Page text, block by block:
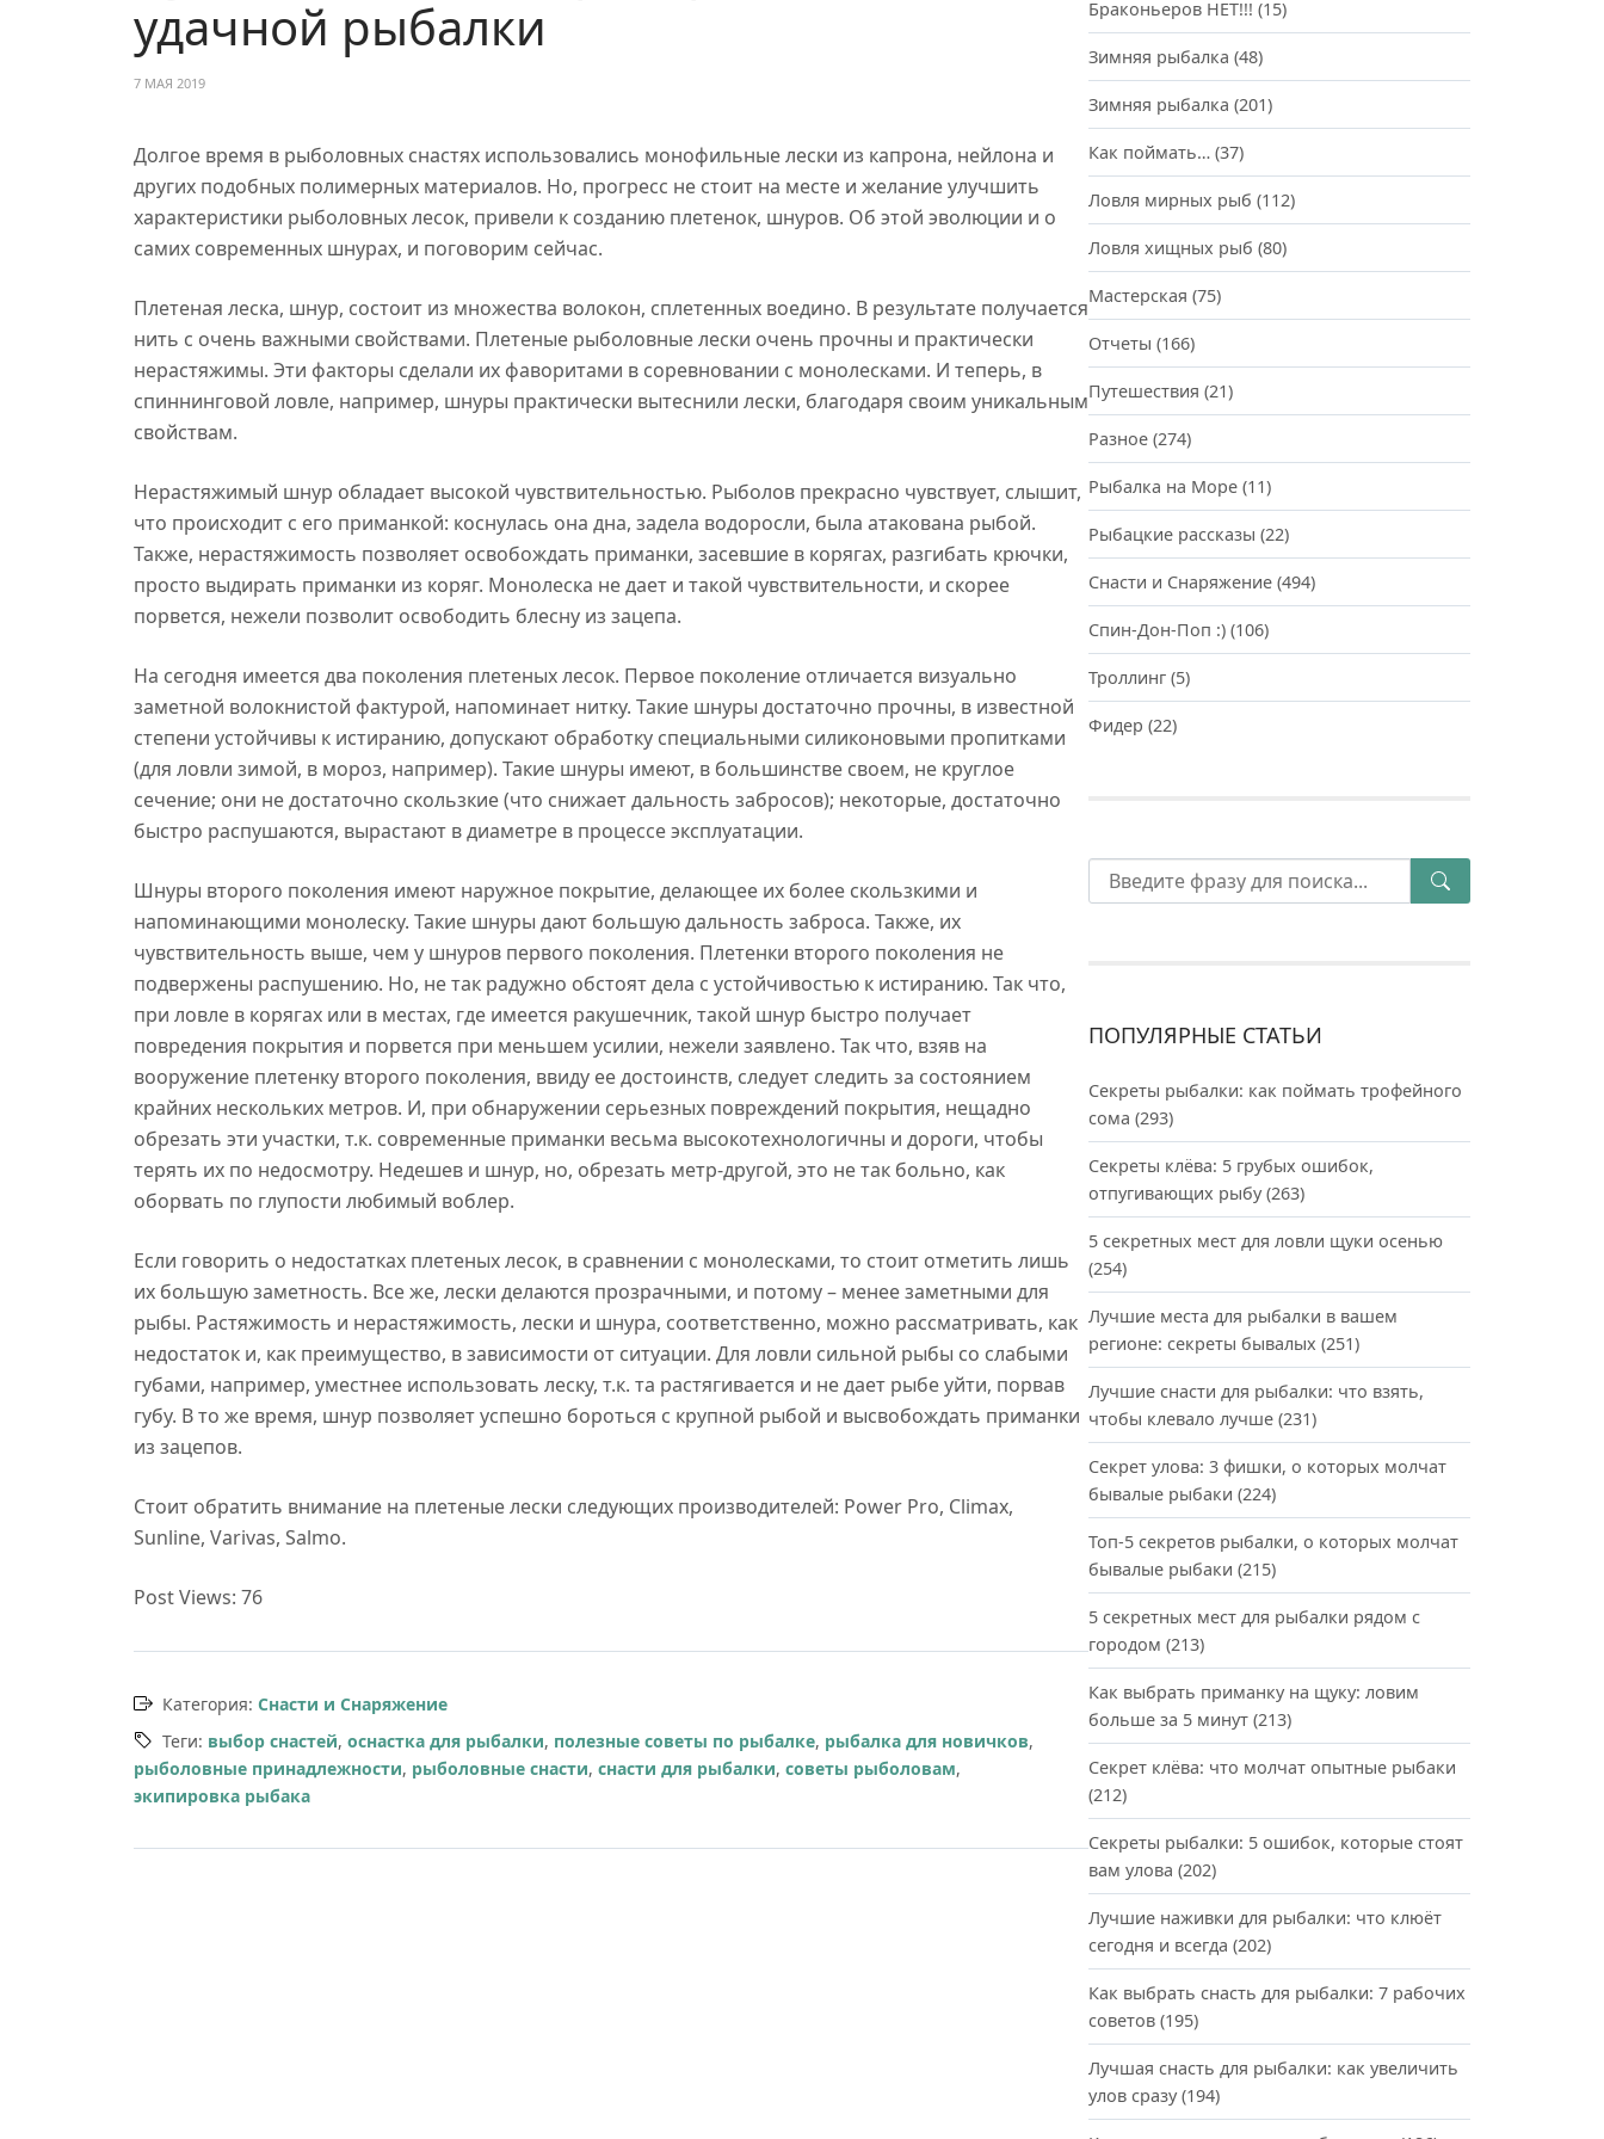
удачной рыбалки
7 МАЯ 2019
Долгое время в рыболовных снастях использовались монофильные лески из капрона, нейлона и
других подобных полимерных материалов. Но, прогресс не стоит на месте и желание улучшить
характеристики рыболовных лесок, привели к созданию плетенок, шнуров. Об этой эволюции и о
самих современных шнурах, и поговорим сейчас.
Плетеная леска, шнур, состоит из множества волокон, сплетенных воедино. В результате получается
нить с очень важными свойствами. Плетеные рыболовные лески очень прочны и практически
нерастяжимы. Эти факторы сделали их фаворитами в соревновании с монолесками. И теперь, в
спиннинговой ловле, например, шнуры практически вытеснили лески, благодаря своим уникальным
свойствам.
Нерастяжимый шнур обладает высокой чувствительностью. Рыболов прекрасно чувствует, слышит,
что происходит с его приманкой: коснулась она дна, задела водоросли, была атакована рыбой.
Также, нерастяжимость позволяет освобождать приманки, засевшие в корягах, разгибать крючки,
просто выдирать приманки из коряг. Монолеска не дает и такой чувствительности, и скорее
порвется, нежели позволит освободить блесну из зацепа.
На сегодня имеется два поколения плетеных лесок. Первое поколение отличается визуально
заметной волокнистой фактурой, напоминает нитку. Такие шнуры достаточно прочны, в известной
степени устойчивы к истиранию, допускают обработку специальными силиконовыми пропитками
(для ловли зимой, в мороз, например). Такие шнуры имеют, в большинстве своем, не круглое
сечение; они не достаточно скользкие (что снижает дальность забросов); некоторые, достаточно
быстро распушаются, вырастают в диаметре в процессе эксплуатации.
Шнуры второго поколения имеют наружное покрытие, делающее их более скользкими и
напоминающими монолеску. Такие шнуры дают большую дальность заброса. Также, их
чувствительность выше, чем у шнуров первого поколения. Плетенки второго поколения не
подвержены распушению. Но, не так радужно обстоят дела с устойчивостью к истиранию. Так что,
при ловле в корягах или в местах, где имеется ракушечник, такой шнур быстро получает
повредения покрытия и порвется при меньшем усилии, нежели заявлено. Так что, взяв на
вооружение плетенку второго поколения, ввиду ее достоинств, следует следить за состоянием
крайних нескольких метров. И, при обнаружении серьезных повреждений покрытия, нещадно
обрезать эти участки, т.к. современные приманки весьма высокотехнологичны и дороги, чтобы
терять их по недосмотру. Недешев и шнур, но, обрезать метр-другой, это не так больно, как
оборвать по глупости любимый воблер.
Если говорить о недостатках плетеных лесок, в сравнении с монолесками, то стоит отметить лишь
их большую заметность. Все же, лески делаются прозрачными, и потому – менее заметными для
рыбы. Растяжимость и нерастяжимость, лески и шнура, соответственно, можно рассматривать, как
недостаток и, как преимущество, в зависимости от ситуации. Для ловли сильной рыбы со слабыми
губами, например, уместнее использовать леску, т.к. та растягивается и не дает рыбе уйти, порвав
губу. В то же время, шнур позволяет успешно бороться с крупной рыбой и высвобождать приманки
из зацепов.
Стоит обратить внимание на плетеные лески следующих производителей: Power Pro, Climax,
Sunline, Varivas, Salmo.
Post Views: 76
Категория: Снасти и Снаряжение
Теги: выбор снастей, оснастка для рыбалки, полезные советы по рыбалке, рыбалка для новичков,
рыболовные принадлежности, рыболовные снасти, снасти для рыбалки, советы рыболовам,
экипировка рыбака
Браконьеров НЕТ!!! (15)
Зимняя рыбалка (48)
Зимняя рыбалка (201)
Как поймать… (37)
Ловля мирных рыб (112)
Ловля хищных рыб (80)
Мастерская (75)
Отчеты (166)
Путешествия (21)
Разное (274)
Рыбалка на Море (11)
Рыбацкие рассказы (22)
Снасти и Снаряжение (494)
Спин-Дон-Поп :) (106)
Троллинг (5)
Фидер (22)
ПОПУЛЯРНЫЕ СТАТЬИ
Секреты рыбалки: как поймать трофейного
сома (293)
Секреты клёва: 5 грубых ошибок,
отпугивающих рыбу (263)
5 секретных мест для ловли щуки осенью
(254)
Лучшие места для рыбалки в вашем
регионе: секреты бывалых (251)
Лучшие снасти для рыбалки: что взять,
чтобы клевало лучше (231)
Секрет улова: 3 фишки, о которых молчат
бывалые рыбаки (224)
Топ-5 секретов рыбалки, о которых молчат
бывалые рыбаки (215)
5 секретных мест для рыбалки рядом с
городом (213)
Как выбрать приманку на щуку: ловим
больше за 5 минут (213)
Секрет клёва: что молчат опытные рыбаки
(212)
Секреты рыбалки: 5 ошибок, которые стоят
вам улова (202)
Лучшие наживки для рыбалки: что клюёт
сегодня и всегда (202)
Как выбрать снасть для рыбалки: 7 рабочих
советов (195)
Лучшая снасть для рыбалки: как увеличить
улов сразу (194)